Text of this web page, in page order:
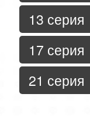
13 серия
17 серия
21 серия